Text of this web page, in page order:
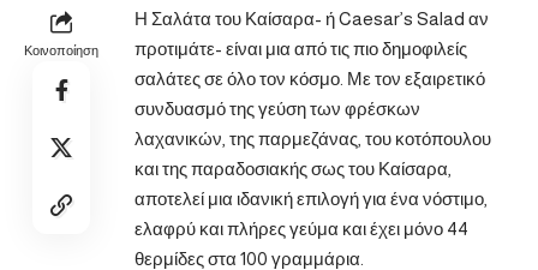
Κοινοποίηση
Η Σαλάτα του Καίσαρα- ή Caesar’s Salad αν
προτιμάτε- είναι μια από τις πιο δημοφιλείς
σαλάτες σε όλο τον κόσμο. Με τον εξαιρετικό
συνδυασμό της γεύση των φρέσκων
λαχανικών, της παρμεζάνας, του κοτόπουλου
και της παραδοσιακής σως του Καίσαρα,
αποτελεί μια ιδανική επιλογή για ένα νόστιμο,
ελαφρύ και πλήρες γεύμα και έχει μόνο 44
θερμίδες στα 100 γραμμάρια.